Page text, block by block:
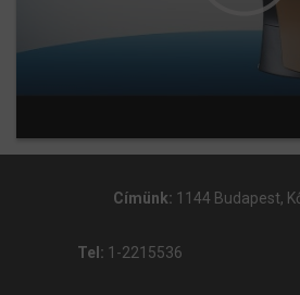
Címünk: 1144 Budapest,
Tel: 1-2215536